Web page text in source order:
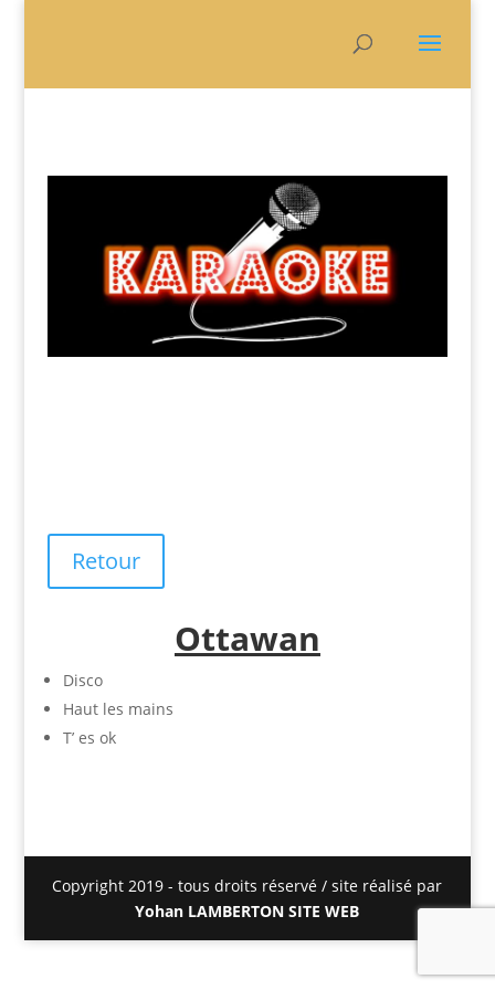
Retour
Ottawan
Disco
Haut les mains
T’ es ok
Copyright 2019 - tous droits réservé / site réalisé par
Yohan LAMBERTON SITE WEB